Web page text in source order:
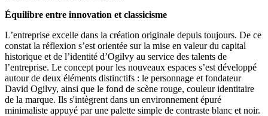
Équilibre entre innovation et classicisme
L’entreprise excelle dans la création originale depuis toujours. De ce
constat la réflexion s’est orientée sur la mise en valeur du capital
historique et de l’identité d’Ogilvy au service des talents de
l’entreprise. Le concept pour les nouveaux espaces s’est développé
autour de deux éléments distinctifs : le personnage et fondateur
David Ogilvy, ainsi que le fond de scène rouge, couleur identitaire
de la marque. Ils s'intègrent dans un environnement épuré
minimaliste appuyé par une palette simple de contraste blanc et noir.